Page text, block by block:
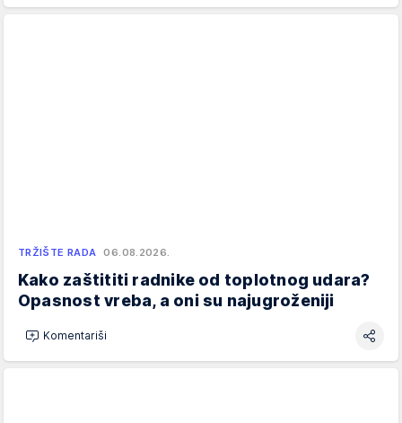
TRŽIŠTE RADA 06.08.2026.
Kako zaštititi radnike od toplotnog udara?
Opasnost vreba, a oni su najugroženiji
Komentariši